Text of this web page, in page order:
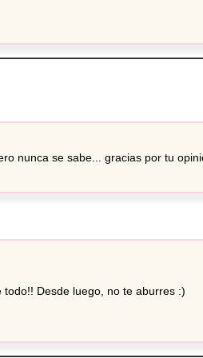
nunca se sabe... gracias por tu
Desde luego, no te aburres :)